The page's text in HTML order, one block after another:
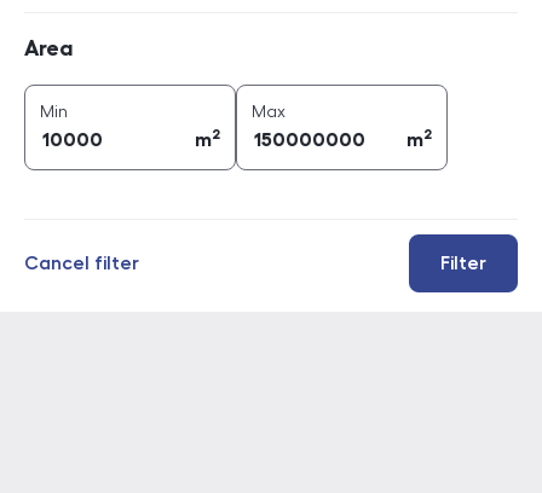
Area
Min
m2
Maxarea (
m2
Filter
Cancel filter